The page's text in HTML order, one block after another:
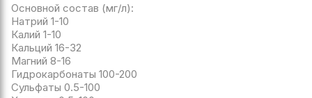
Основной состав (мг/л):
Натрий 1-10
Калий 1-10
Кальций 16-32
Магний 8-16
Гидрокарбонаты 100-200
Сульфаты 0.5-100